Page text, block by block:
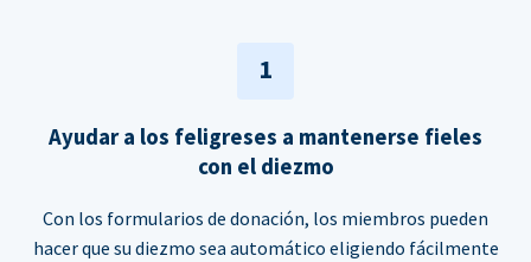
1
Ayudar a los feligreses a mantenerse fieles
con el diezmo
Con los formularios de donación, los miembros pueden
hacer que su diezmo sea automático eligiendo fácilmente